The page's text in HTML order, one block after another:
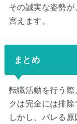
その誠実な姿勢
言えます。
まとめ
転職活動を行う際
クは完全には排除
しかし、バレる